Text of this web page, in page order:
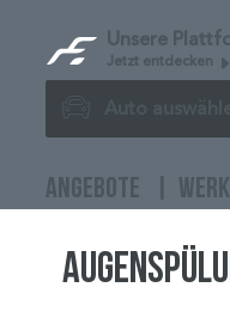
Unsere
Jetzt entdecken
Auto
ANGEBOTE